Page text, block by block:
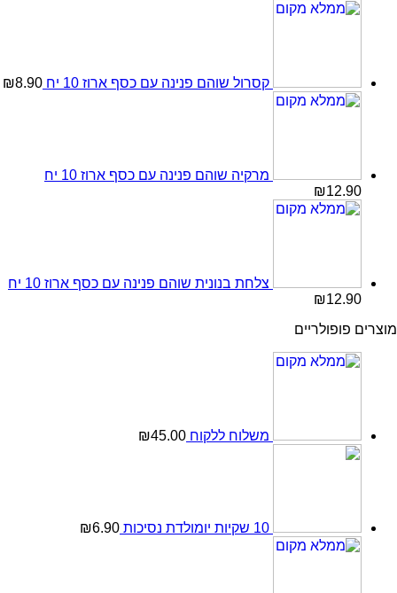
קסרול שוהם פנינה עם כסף ארוז 10 יח ₪8.90
מרקיה שוהם פנינה עם כסף ארוז 10 יח
₪12.90
צלחת בנונית שוהם פנינה עם כסף ארוז 10 יח
₪12.90
מוצרים פופולריים
משלוח ללקוח ₪45.00
10 שקיות יומולדת נסיכות ₪6.90